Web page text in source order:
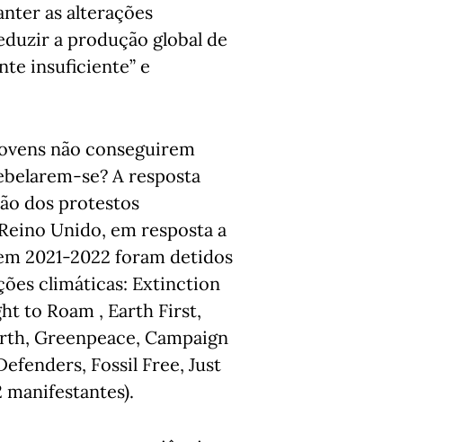
as alterações
a produção global de
insuficiente” e
não conseguirem
se? A resposta
dos protestos
Unido, em resposta a
2021-2022 foram detidos
climáticas: Extinction
to Roam , Earth First,
Greenpeace, Campaign
Fossil Free, Just